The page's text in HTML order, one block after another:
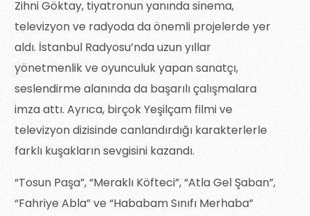
Zihni Göktay, tiyatronun yanında sinema,
televizyon ve radyoda da önemli projelerde yer
aldı. İstanbul Radyosu’nda uzun yıllar
yönetmenlik ve oyunculuk yapan sanatçı,
seslendirme alanında da başarılı çalışmalara
imza attı. Ayrıca, birçok Yeşilçam filmi ve
televizyon dizisinde canlandırdığı karakterlerle
farklı kuşakların sevgisini kazandı.
“Tosun Paşa”, “Meraklı Köfteci”, “Atla Gel Şaban”,
“Fahriye Abla” ve “Hababam Sınıfı Merhaba”